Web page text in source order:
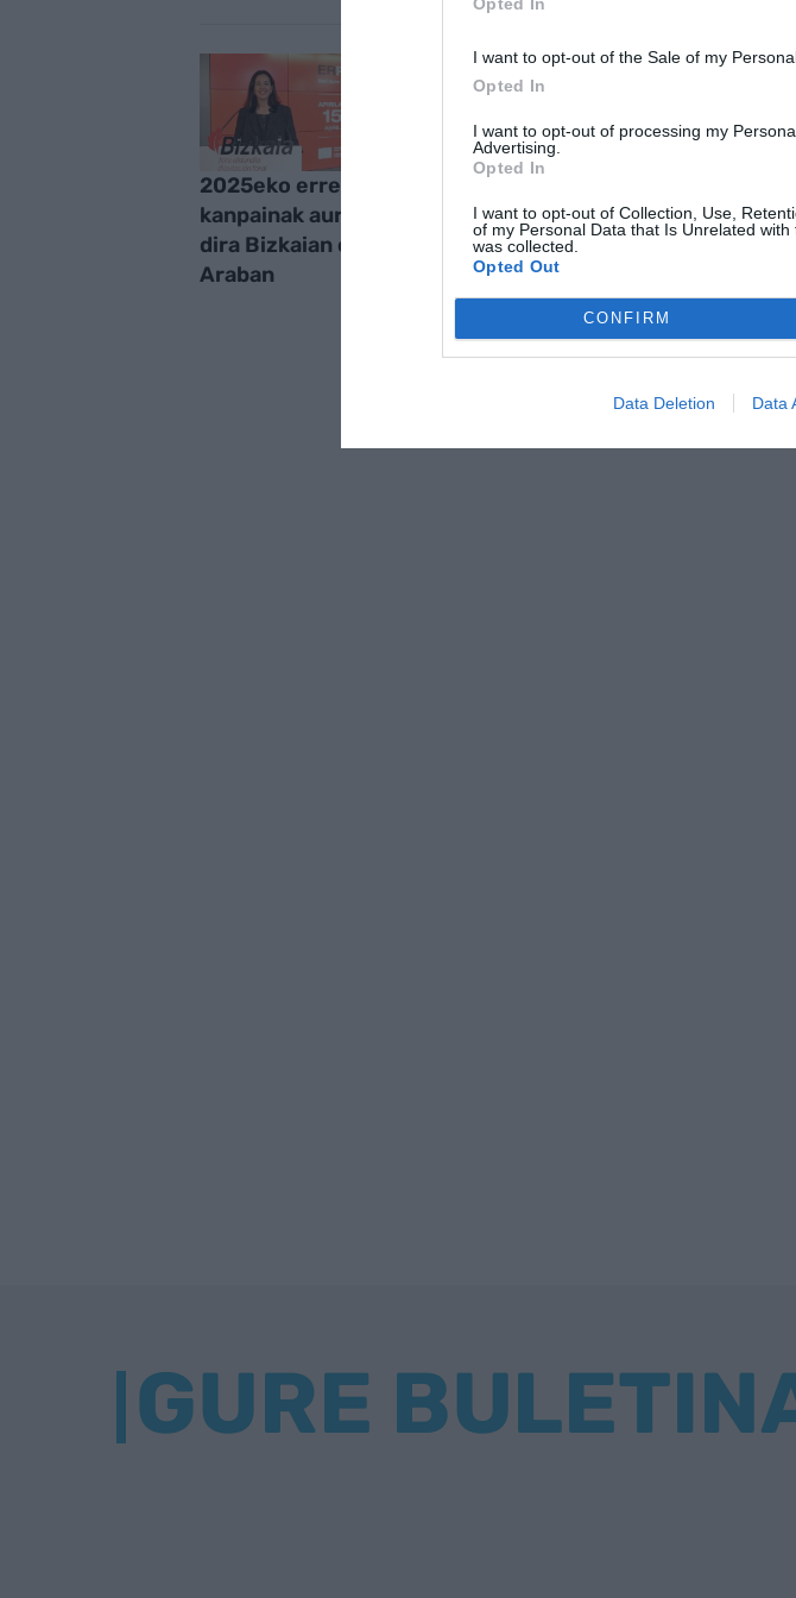
I want to opt-out of the Sale of my
Opted In
I want to opt-out of processing my
Advertising.
Opted In
I want to opt-out of Collection, Use,
of my Personal Data that Is Unrelated
was collected.
Opted Out
CONFIRM
Data Deletion Data
2025eko errenta
kanpainak aurkeztu
dira Bizkaian eta
Araban
GURE